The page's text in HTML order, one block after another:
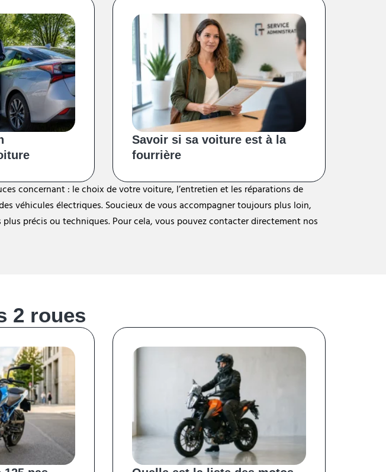
Savoir si sa voiture est à la
fourrière
concernant : le choix de votre voiture, l’entretien et les réparations de
véhicules électriques. Soucieux de vous accompagner toujours plus loin,
précis ou techniques. Pour cela, vous pouvez contacter directement nos
2 roues